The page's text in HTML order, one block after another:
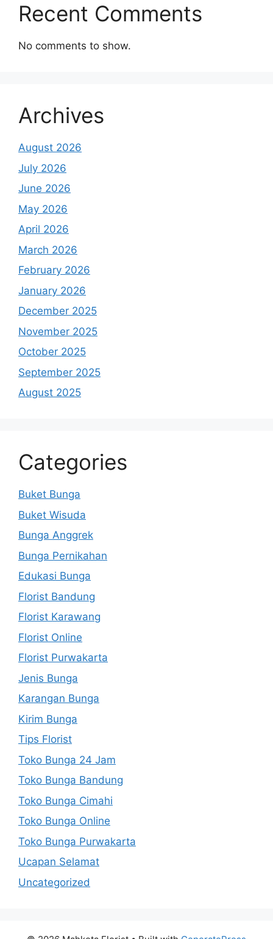
Recent Comments
No comments to show.
Archives
August 2026
July 2026
June 2026
May 2026
April 2026
March 2026
February 2026
January 2026
December 2025
November 2025
October 2025
September 2025
August 2025
Categories
Buket Bunga
Buket Wisuda
Bunga Anggrek
Bunga Pernikahan
Edukasi Bunga
Florist Bandung
Florist Karawang
Florist Online
Florist Purwakarta
Jenis Bunga
Karangan Bunga
Kirim Bunga
Tips Florist
Toko Bunga 24 Jam
Toko Bunga Bandung
Toko Bunga Cimahi
Toko Bunga Online
Toko Bunga Purwakarta
Ucapan Selamat
Uncategorized